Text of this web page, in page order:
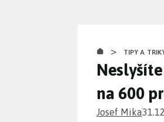
> TIPY A
na 600
Josef Mika